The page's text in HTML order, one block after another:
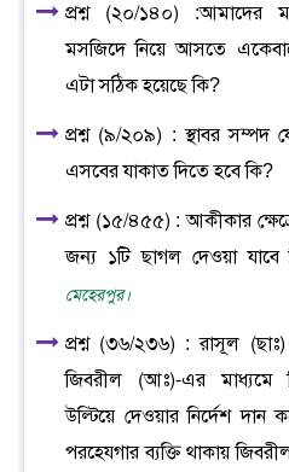
প্রশ্ন (২০/১৪০) :আমাদের
মসজিদে নিয়ে আসতে
এটা সঠিক হয়েছে কি?
প্রশ্ন (৯/২০৯) : স্থাবর সম্পদ
এসবের যাকাত দিতে হবে কি?
প্রশ্ন (১৫/৪৫৫) : আকীকার
জন্য ১টি ছাগল দেওয়া
মেহেরপুর।
প্রশ্ন (৩৬/২৩৬) : রাসূল
জিবরীল (আঃ)-এর মাধ্যমে
উল্টিয়ে দেওয়ার নির্দেশ
পরহেযগার ব্যক্তি থাকায়